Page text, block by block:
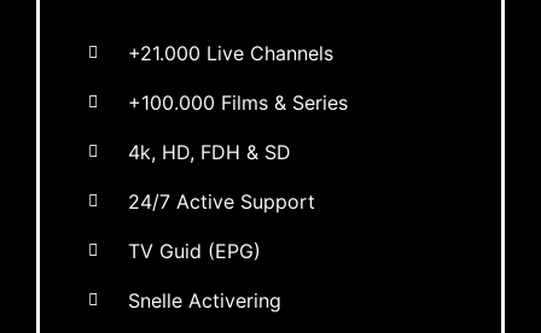
+21.000 Live Channels
+100.000 Films & Series
4k, HD, FDH & SD
24/7 Active Support
TV Guid (EPG)
Snelle Activering